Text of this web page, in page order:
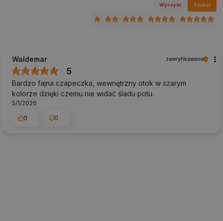
Wyczyść Szukaj
Waldemar zweryfikowano
5
Bardzo fajna czapeczka, wewnętrzny otok w szarym
kolorze dzięki czemu nie widać śladu potu.
5/1/2026
0
0